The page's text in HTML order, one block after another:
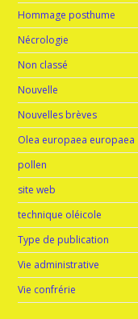
Hommage posthume
Nécrologie
Non classé
Nouvelle
Nouvelles brèves
Olea europaea europaea
pollen
site web
technique oléicole
Type de publication
Vie administrative
Vie confrérie